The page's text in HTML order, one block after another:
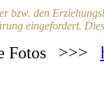
bzw. den
eingefordert.
Fotos >>>